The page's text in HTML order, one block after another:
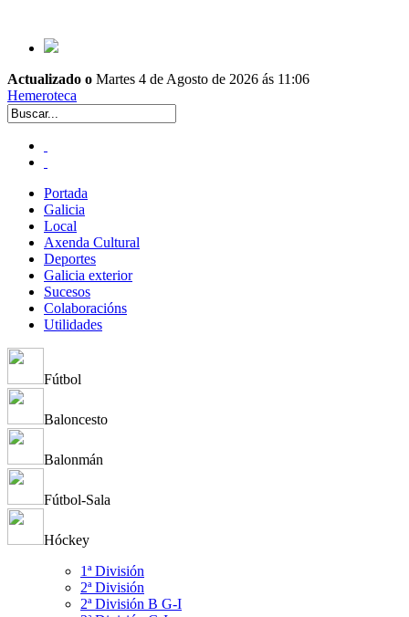
Actualizado o Martes 4 de Agosto de 2026 ás 11:06
Hemeroteca
Portada
Galicia
Local
Axenda Cultural
Deportes
Galicia exterior
Sucesos
Colaboracións
Utilidades
Fútbol
Baloncesto
Balonmán
Fútbol-Sala
Hóckey
1ª División
2ª División
2ª División B G-I